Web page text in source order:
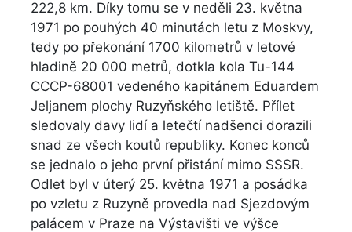
222,8 km. Díky tomu se v neděli 23. května
1971 po pouhých 40 minutách letu z Moskvy,
tedy po překonání 1700 kilometrů v letové
hladině 20 000 metrů, dotkla kola Tu-144
CCCP-68001 vedeného kapitánem Eduardem
Jeljanem plochy Ruzyňského letiště. Přílet
sledovaly davy lidí a letečtí nadšenci dorazili
snad ze všech koutů republiky. Konec konců
se jednalo o jeho první přistání mimo SSSR.
Odlet byl v úterý 25. května 1971 a posádka
po vzletu z Ruzyně provedla nad Sjezdovým
palácem v Praze na Výstavišti ve výšce